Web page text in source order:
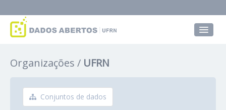
Grupos
Sobre
Organizações UFRN
Conjuntos de dados